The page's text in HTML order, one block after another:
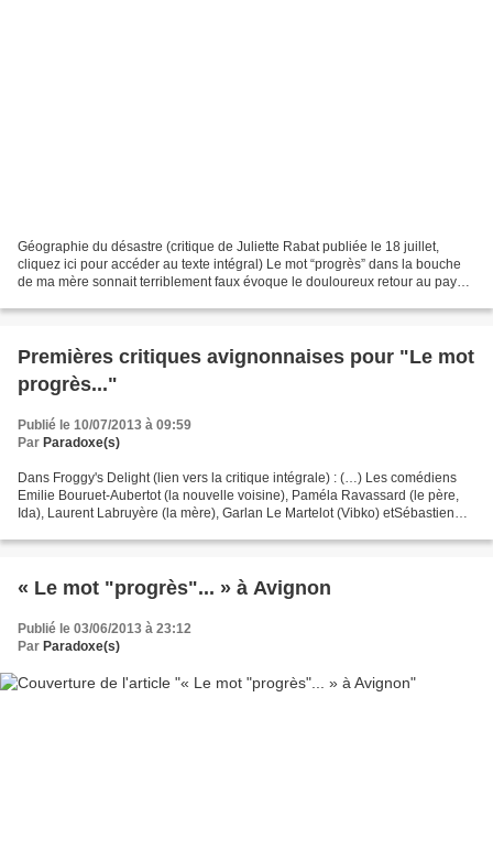
Géographie du désastre (critique de Juliette Rabat publiée le 18 juillet,
cliquez ici pour accéder au texte intégral) Le mot “progrès” dans la bouche
de ma mère sonnait terriblement faux évoque le douloureux retour au pays,
Premières critiques avignonnaises pour "Le mot
progrès..."
Publié le 10/07/2013 à 09:59
Par Paradoxe(s)
Dans Froggy's Delight (lien vers la critique intégrale) : (…) Les comédiens
Emilie Bouruet-Aubertot (la nouvelle voisine), Paméla Ravassard (le père,
Ida), Laurent Labruyère (la mère), Garlan Le Martelot (Vibko) etSébastien
« Le mot "progrès"... » à Avignon
Publié le 03/06/2013 à 23:12
Par Paradoxe(s)